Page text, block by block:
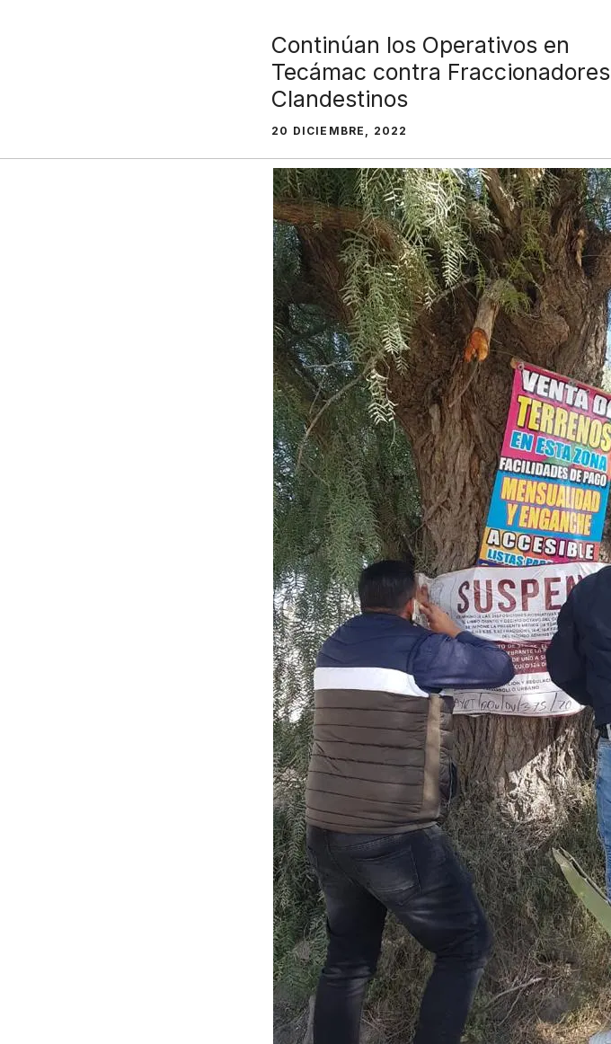
Continúan los Operativos en
Tecámac contra Fraccionadores
Clandestinos
20 DICIEMBRE, 2022